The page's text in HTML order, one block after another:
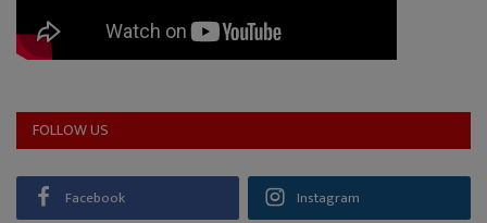
FOLLOW US
Facebook Instagram